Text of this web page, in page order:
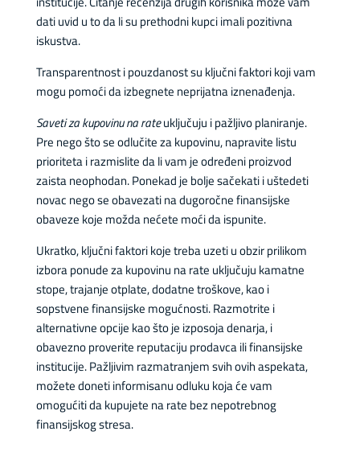
dati uvid u to da li su prethodni kupci imali pozitivna
iskustva.
Transparentnost i pouzdanost su ključni faktori koji vam
mogu pomoći da izbegnete neprijatna iznenađenja.
Saveti za kupovinu na rateuključuju i pažljivo planiranje.
Pre nego što se odlučite za kupovinu, napravite listu
prioriteta i razmislite da li vam je određeni proizvod
zaista neophodan. Ponekad je bolje sačekati i uštedeti
novac nego se obavezati na dugoročne finansijske
obaveze koje možda nećete moći da ispunite.
Ukratko, ključni faktori koje treba uzeti u obzir prilikom
izbora ponude za kupovinu na rate uključuju kamatne
stope, trajanje otplate, dodatne troškove, kao i
sopstvene finansijske mogućnosti. Razmotrite i
alternativne opcije kao što je izposoja denarja, i
obavezno proverite reputaciju prodavca ili finansijske
institucije. Pažljivim razmatranjem svih ovih aspekata,
možete doneti informisanu odluku koja će vam
omogućiti da kupujete na rate bez nepotrebnog
finansijskog stresa.